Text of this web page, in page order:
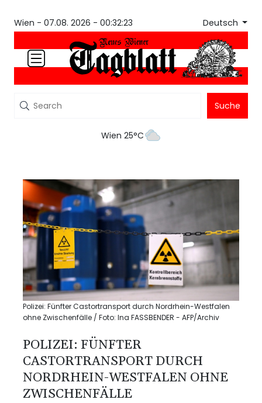
Wien - 07.08. 2026 - 00:32:23 Deutsch
Suche
Wien 25°C
Polizei: Fünfter Castortransport durch Nordrhein-Westfalen
ohne Zwischenfälle / Foto: Ina FASSBENDER - AFP/Archiv
POLIZEI: FÜNFTER
CASTORTRANSPORT DURCH
NORDRHEIN-WESTFALEN OHNE
ZWISCHENFÄLLE